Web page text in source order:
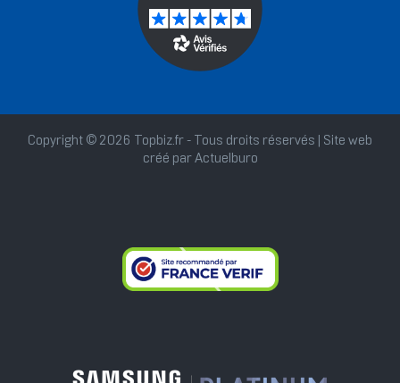
Copyright © 2026 Topbiz.fr - Tous droits réservés | Site web
créé par Actuelburo